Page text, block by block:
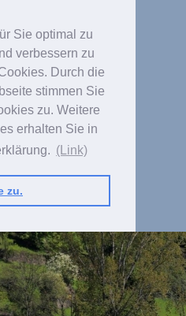
Sie optimal zu
verbessern zu
Durch die
stimmen Sie
zu. Weitere
erhalten Sie in
(Link)
zu.